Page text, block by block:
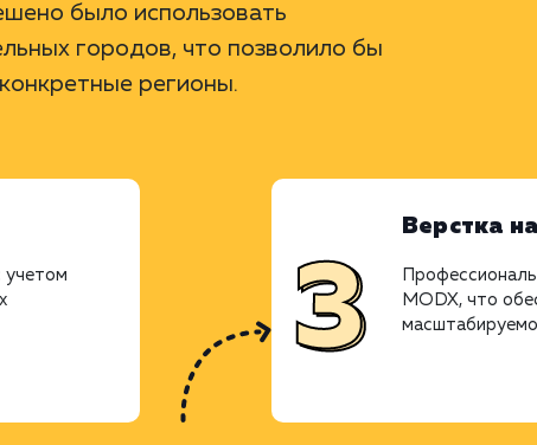
было использовать
городов, что позволило бы
регионы.
учетом
Верстка
MODX, что